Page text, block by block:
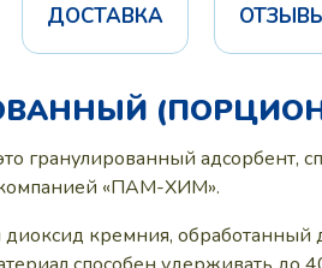
ДОСТАВКА
гранулированный адсорбент,
компанией «ПАМ-ХИМ».
диоксид кремния,